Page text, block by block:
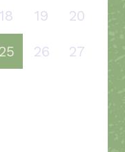
18 19 20
26 27